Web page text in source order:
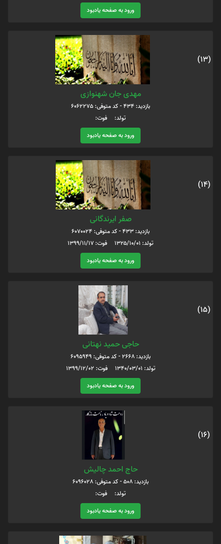
ورود به صفحه یادبود
(13)
مهدی جان شهنوازی
بازدید: 434 - کد متوفی: 6062275
تولد: فوت:
ورود به صفحه یادبود
(14)
صفر ایرندگانی
بازدید: 433 - کد متوفی: 6070024
تولد: ۱۳۲۵/۱۰/۰۱ فوت: ۱۳۹۹/۱۱/۱۷
ورود به صفحه یادبود
(15)
حاجی حمید نهتانی
بازدید: 2668 - کد متوفی: 6095949
تولد: ۱۳۴۰/۰۳/۰۱ فوت: ۱۳۹۹/۱۲/۰۲
ورود به صفحه یادبود
(16)
حاج احمد چالیش
بازدید: 508 - کد متوفی: 6096028
تولد: فوت:
ورود به صفحه یادبود